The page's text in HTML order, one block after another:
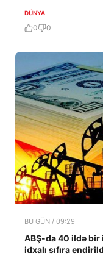
DÜNYA
0 0
BU GÜN / 09:29
ABŞ-da 40 ildə bir
idxalı sıfıra